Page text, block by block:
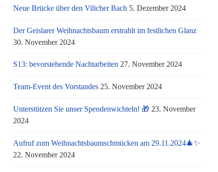
Neue Brücke über den Vilicher Bach 5. Dezember 2024
Der Geislarer Weihnachtsbaum erstrahlt im festlichen Glanz
30. November 2024
S13: bevorstehende Nachtarbeiten 27. November 2024
Team-Event des Vorstandes 25. November 2024
Unterstützen Sie unser Spendenwichteln! 🎁 23. November
2024
Aufruf zum Weihnachtsbaumschmücken am 29.11.2024🎄✨
22. November 2024